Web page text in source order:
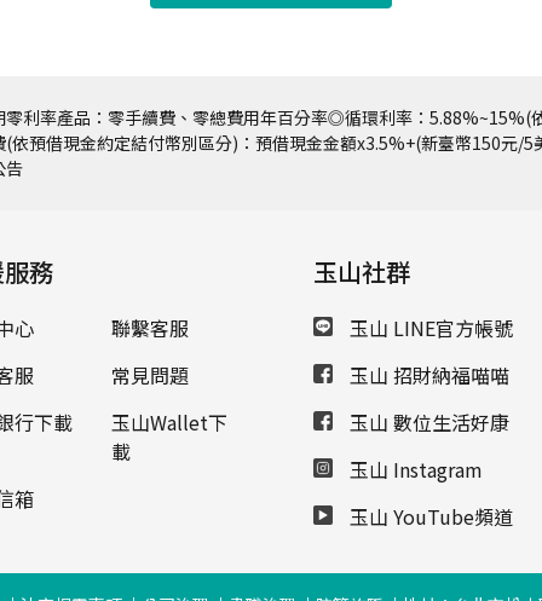
利率產品：零手續費、零總費用年百分率◎循環利率：
(依預借現金約定結付幣別區分)：預借現金金額x3.5%+(新臺幣150元
告
務
心
聯繫客服
服
常見問題
行下載
玉山Wallet下
載
箱
玉山社群
玉山 LINE官方帳號
玉山 招財納福喵喵
玉山 數位生活好康
玉山 Instagram
玉山 YouTube頻道